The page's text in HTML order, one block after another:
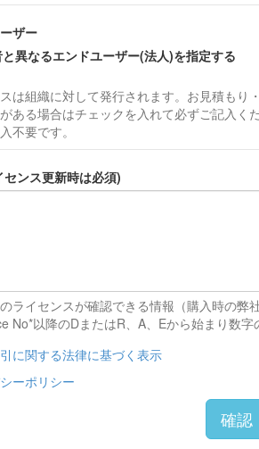
ザー
異なるエンドユーザー(法人)を指定する
は組織に対して発行されます。お見積も
ある場合はチェックを入れて必ずご記入
不要です。
センス更新時は必須)
ライセンスが確認できる情報（購入時の弊
Reference No*以降のDまたはR、A、Eから始ま
に関する法律に基づく表示
ーポリシー
確認